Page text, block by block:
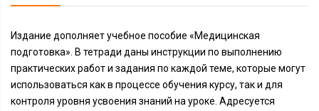
Издание дополняет учебное пособие «Медицинская
подготовка». В тетради даны инструкции по выполнению
практических работ и задания по каждой теме, которые могут
использоваться как в процессе обучения курсу, так и для
контроля уровня усвоения знаний на уроке. Адресуется